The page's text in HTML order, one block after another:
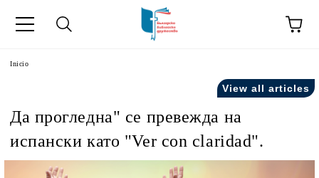
Inicio
View all articles
Да прогледна" се превежда на
испански като "Ver con claridad".